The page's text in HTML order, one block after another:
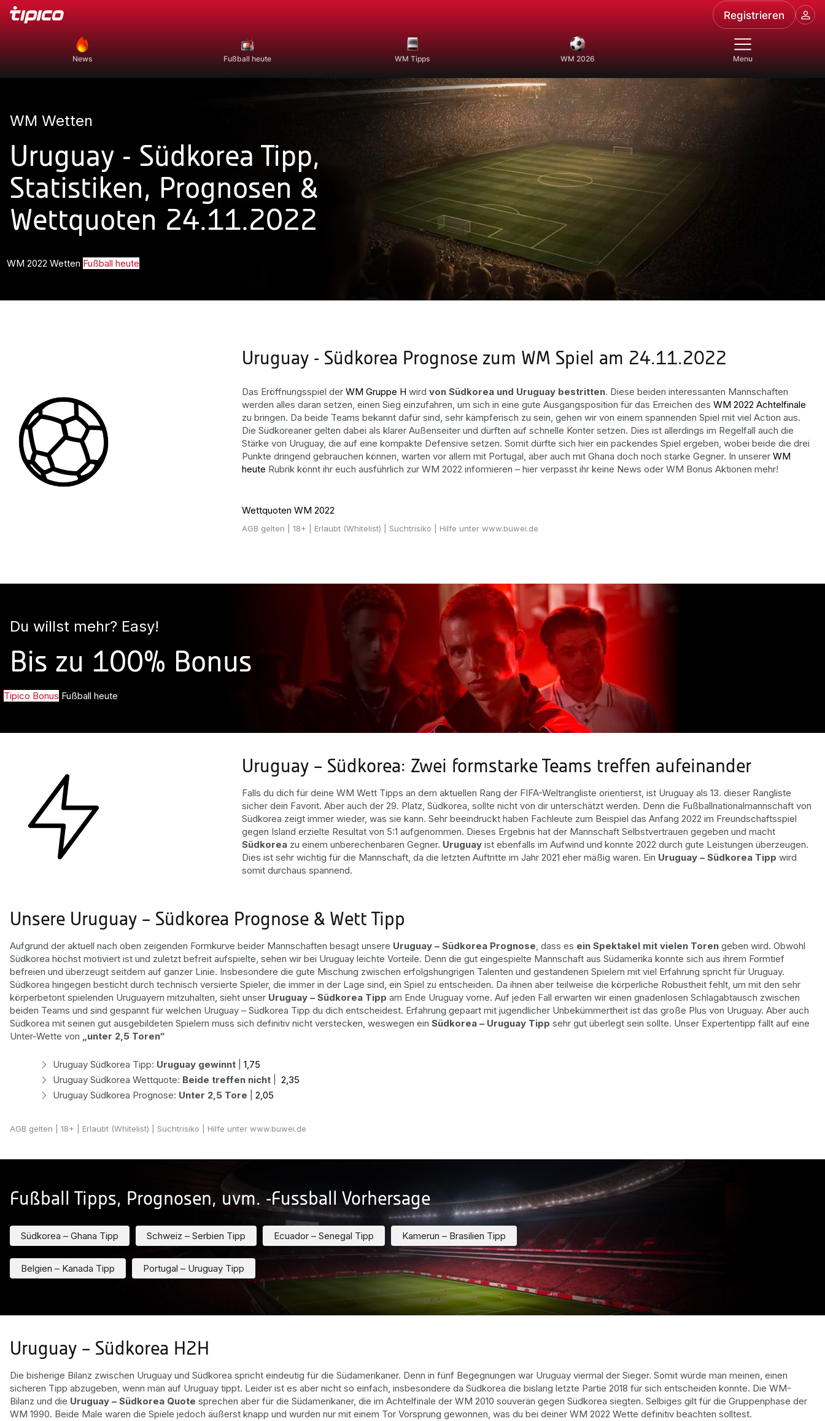
Registrieren
News Fußball heute WM Tipps WM 2026 Menu
WM Wetten
Uruguay - Südkorea Tipp,
Statistiken, Prognosen &
Wettquoten 24.11.2022
WM 2022 Wetten Fußball heute
Uruguay - Südkorea Prognose zum WM Spiel am 24.11.2022
Das Eröffnungsspiel der WM Gruppe H wird von Südkorea und Uruguay bestritten. Diese beiden interessanten Mannschaften
werden alles daran setzen, einen Sieg einzufahren, um sich in eine gute Ausgangsposition für das Erreichen des WM 2022 Achtelfinale
zu bringen. Da beide Teams bekannt dafür sind, sehr kämpferisch zu sein, gehen wir von einem spannenden Spiel mit viel Action aus.
Die Südkoreaner gelten dabei als klarer Außenseiter und dürften auf schnelle Konter setzen. Dies ist allerdings im Regelfall auch die
Stärke von Uruguay, die auf eine kompakte Defensive setzen. Somit dürfte sich hier ein packendes Spiel ergeben, wobei beide die drei
Punkte dringend gebrauchen können, warten vor allem mit Portugal, aber auch mit Ghana doch noch starke Gegner. In unserer WM
heute Rubrik könnt ihr euch ausführlich zur WM 2022 informieren – hier verpasst ihr keine News oder WM Bonus Aktionen mehr!
Wettquoten WM 2022
AGB gelten | 18+ | Erlaubt (Whitelist) | Suchtrisiko | Hilfe unter www.buwei.de
Du willst mehr? Easy!
Bis zu 100% Bonus
Tipico Bonus Fußball heute
Uruguay – Südkorea: Zwei formstarke Teams treffen aufeinander
Falls du dich für deine WM Wett Tipps an dem aktuellen Rang der FIFA-Weltrangliste orientierst, ist Uruguay als 13. dieser Rangliste
sicher dein Favorit. Aber auch der 29. Platz, Südkorea, sollte nicht von dir unterschätzt werden. Denn die Fußballnationalmannschaft von
Südkorea zeigt immer wieder, was sie kann. Sehr beeindruckt haben Fachleute zum Beispiel das Anfang 2022 im Freundschaftsspiel
gegen Island erzielte Resultat von 5:1 aufgenommen. Dieses Ergebnis hat der Mannschaft Selbstvertrauen gegeben und macht
Südkorea zu einem unberechenbaren Gegner. Uruguay ist ebenfalls im Aufwind und konnte 2022 durch gute Leistungen überzeugen.
Dies ist sehr wichtig für die Mannschaft, da die letzten Auftritte im Jahr 2021 eher mäßig waren. Ein Uruguay – Südkorea Tipp wird
somit durchaus spannend.
Unsere Uruguay – Südkorea Prognose & Wett Tipp
Aufgrund der aktuell nach oben zeigenden Formkurve beider Mannschaften besagt unsere Uruguay – Südkorea Prognose , dass es ein Spektakel mit vielen Toren geben wird. Obwohl
Südkorea höchst motiviert ist und zuletzt befreit aufspielte, sehen wir bei Uruguay leichte Vorteile. Denn die gut eingespielte Mannschaft aus Südamerika konnte sich aus ihrem Formtief
befreien und überzeugt seitdem auf ganzer Linie. Insbesondere die gute Mischung zwischen erfolgshungrigen Talenten und gestandenen Spielern mit viel Erfahrung spricht für Uruguay.
Südkorea hingegen besticht durch technisch versierte Spieler, die immer in der Lage sind, ein Spiel zu entscheiden. Da ihnen aber teilweise die körperliche Robustheit fehlt, um mit den sehr
körperbetont spielenden Uruguayern mitzuhalten, sieht unser Uruguay – Südkorea Tipp am Ende Uruguay vorne. Auf jeden Fall erwarten wir einen gnadenlosen Schlagabtausch zwischen
beiden Teams und sind gespannt für welchen Uruguay – Südkorea Tipp du dich entscheidest. Erfahrung gepaart mit jugendlicher Unbekümmertheit ist das große Plus von Uruguay. Aber auch
Südkorea mit seinen gut ausgebildeten Spielern muss sich definitiv nicht verstecken, weswegen ein Südkorea – Uruguay Tipp sehr gut überlegt sein sollte. Unser Expertentipp fällt auf eine
Unter-Wette von
„unter 2,5 Toren“
Uruguay Südkorea Tipp: Uruguay gewinnt
1,75
Uruguay Südkorea Wettquote: Beide treffen nicht
2,35
Uruguay Südkorea Prognose: Unter 2,5 Tore 2,05
AGB gelten | 18+ | Erlaubt (Whitelist) | Suchtrisiko | Hilfe unter www.buwei.de
Fußball Tipps, Prognosen, uvm. -Fussball Vorhersage
Südkorea – Ghana Tipp Schweiz – Serbien Tipp Ecuador – Senegal Tipp Kamerun – Brasilien Tipp
Belgien – Kanada Tipp Portugal – Uruguay Tipp
Uruguay – Südkorea H2H
Die bisherige Bilanz zwischen Uruguay und Südkorea spricht eindeutig für die Südamerikaner. Denn in fünf Begegnungen war Uruguay viermal der Sieger. Somit würde man meinen, einen
sicheren Tipp abzugeben, wenn man auf Uruguay tippt. Leider ist es aber nicht so einfach, insbesondere da Südkorea die bislang letzte Partie 2018 für sich entscheiden konnte. Die WM-
Bilanz und die Uruguay – Südkorea Quote sprechen aber für die Südamerikaner, die im Achtelfinale der WM 2010 souverän gegen Südkorea siegten. Selbiges gilt für die Gruppenphase der
WM 1990. Beide Male waren die Spiele jedoch äußerst knapp und wurden nur mit einem Tor Vorsprung gewonnen, was du bei deiner WM 2022 Wette definitiv beachten solltest.